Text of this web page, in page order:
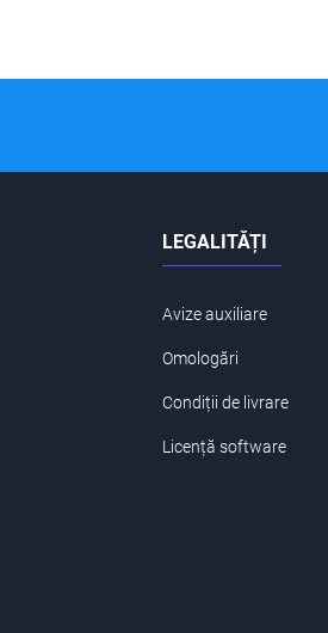
LEGALITĂȚI
Avize auxiliare
Omologări
Condiții de livrare
Licență software